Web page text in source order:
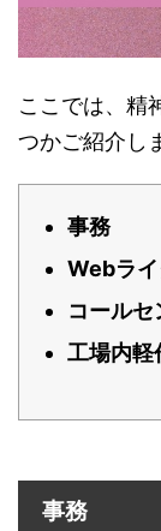
ここでは、精
つかご紹介し
事務
Webラ
コール
工場内軽
事務